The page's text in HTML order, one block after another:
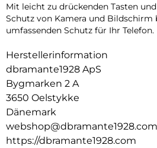
Mit leicht zu drückenden Tasten
Schutz von Kamera und Bildschirm
umfassenden Schutz für Ihr Telefon.
Herstellerinformation
dbramante1928 ApS
Bygmarken 2 A
3650 Oelstykke
Dänemark
webshop@dbramante1928.com
https://dbramante1928.com